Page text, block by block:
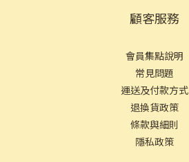
顧客服務
會員集點說明
常見問題
運送及付款方式
退換貨政策
條款與細則
隱私政策